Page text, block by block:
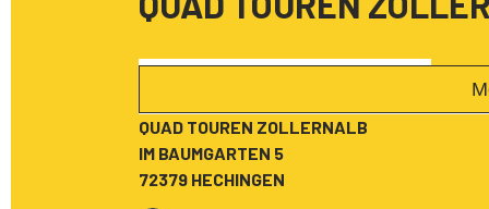
QUAD TOUREN ZOLLERNALB
IM BAUMGARTEN 5
72379 HECHINGEN